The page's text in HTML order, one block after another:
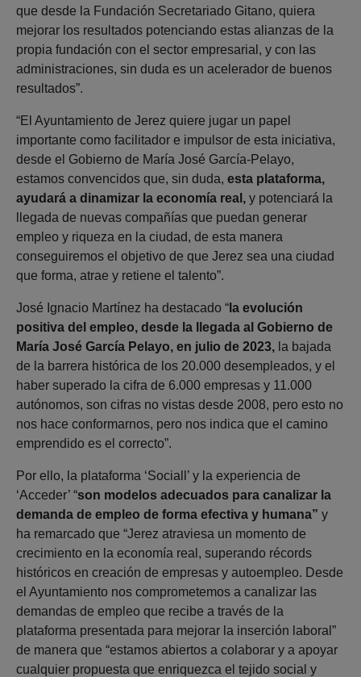
que desde la Fundación Secretariado Gitano, quiera
mejorar los resultados potenciando estas alianzas de la
propia fundación con el sector empresarial, y con las
administraciones, sin duda es un acelerador de buenos
resultados”.
“El Ayuntamiento de Jerez quiere jugar un papel
importante como facilitador e impulsor de esta iniciativa,
desde el Gobierno de María José García-Pelayo,
estamos convencidos que, sin duda, esta plataforma,
ayudará a dinamizar la economía real, y potenciará la
llegada de nuevas compañías que puedan generar
empleo y riqueza en la ciudad, de esta manera
conseguiremos el objetivo de que Jerez sea una ciudad
que forma, atrae y retiene el talento”.
José Ignacio Martínez ha destacado “ la evolución
positiva del empleo, desde la llegada al Gobierno de
María José García Pelayo, en julio de 2023, la bajada
de la barrera histórica de los 20.000 desempleados, y el
haber superado la cifra de 6.000 empresas y 11.000
autónomos, son cifras no vistas desde 2008, pero esto no
nos hace conformarnos, pero nos indica que el camino
emprendido es el correcto”.
Por ello, la plataforma ‘Sociall’ y la experiencia de
‘Acceder’ “son modelos adecuados para canalizar la
demanda de empleo de forma efectiva y humana” y
ha remarcado que “Jerez atraviesa un momento de
crecimiento en la economía real, superando récords
históricos en creación de empresas y autoempleo. Desde
el Ayuntamiento nos comprometemos a canalizar las
demandas de empleo que recibe a través de la
plataforma presentada para mejorar la inserción laboral”
de manera que “estamos abiertos a colaborar y a apoyar
cualquier propuesta que enriquezca el tejido social y